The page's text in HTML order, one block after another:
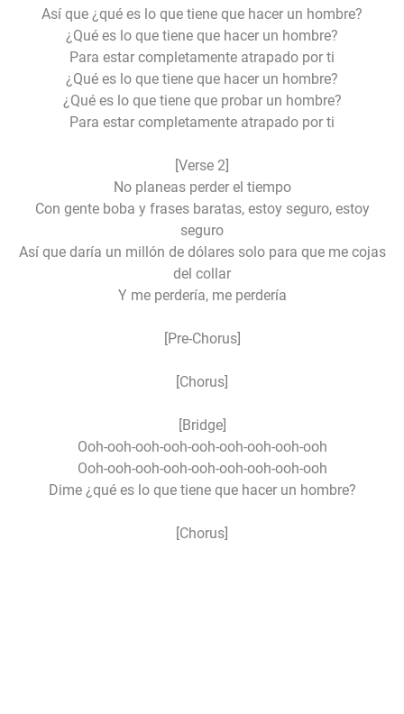
Así que ¿qué es lo que tiene que hacer un hombre?
¿Qué es lo que tiene que hacer un hombre?
Para estar completamente atrapado por ti
¿Qué es lo que tiene que hacer un hombre?
¿Qué es lo que tiene que probar un hombre?
Para estar completamente atrapado por ti
[Verse 2]
No planeas perder el tiempo
Con gente boba y frases baratas, estoy seguro, estoy
seguro
Así que daría un millón de dólares solo para que me cojas
del collar
Y me perdería, me perdería
[Pre-Chorus]
[Chorus]
[Bridge]
Ooh-ooh-ooh-ooh-ooh-ooh-ooh-ooh-ooh
Ooh-ooh-ooh-ooh-ooh-ooh-ooh-ooh-ooh
Dime ¿qué es lo que tiene que hacer un hombre?
[Chorus]